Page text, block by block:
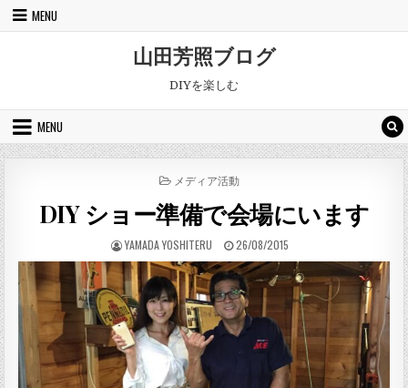
Skip to content
MENU
山田芳照ブログ
DIYを楽しむ
MENU
POSTED IN
メディア活動
DIY ショー準備で会場にいます
AUTHOR:
YAMADA YOSHITERU PUBLISHED DATE:
26/08/2015